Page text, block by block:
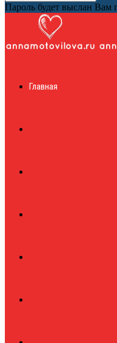
Пароль будет выслан Вам
журналГлавная